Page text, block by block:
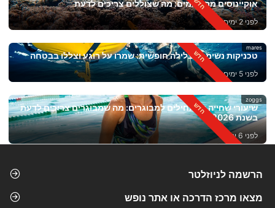
אוקיינוסים מתחממים: מה שצוללים צריכים לדעת
לפני 2 ימים
mares
טכניקות נשימה לצלילה חופשית: שמרו על רוגע וצללו בבטחה
לפני 5 ימים
zoggs
שיעורי שחייה למתחילים למבוגרים: מה שמבוגרים צריכים לדעת
בשנת 2026
לפני 6 ימים
הרשמה לניוזלטר
מצאו מרכז הדרכה או אתר נופש